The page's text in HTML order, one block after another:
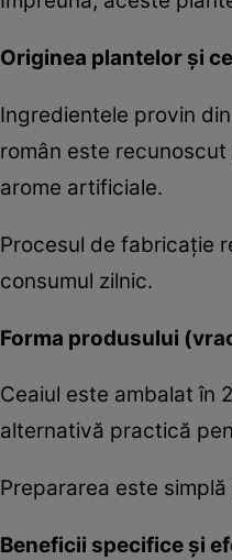
Originea plantelor și
Ingredientele provin
român este
arome artificiale.
Procesul de fabricație
consumul zilnic.
Forma produsului
Ceaiul este ambalat în
alternativă practică
Prepararea este
Beneficii specifice și